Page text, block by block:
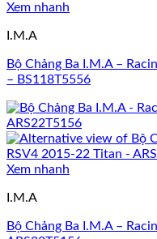
Xem nhanh
I.M.A
Bộ Chảng Ba I.M.A –
– BS118T5556
Xem nhanh
I.M.A
Bộ Chảng Ba I.M.A –